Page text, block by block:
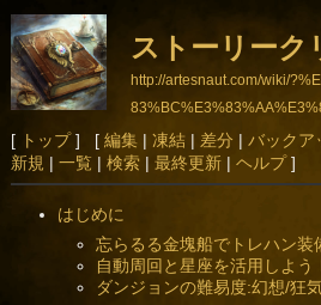
ストーリーク
http://artesnaut.com/wiki/
C%87%E9%87%9D
[ トップ] [ 編集| 凍結| 差分 | バックア
新規 | 一覧 | 検索| 最終更新| ヘルプ]
はじめに
忘らるる金塊船でトレハン装
自動周回と星座を活用しよう
ダンジョンの難易度:幻想/狂